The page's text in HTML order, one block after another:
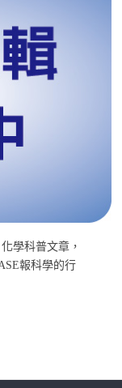
化學科普文章，
報科學的行